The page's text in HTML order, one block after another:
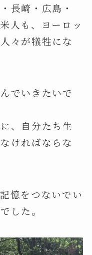
長崎・広島・
人も、ヨーロッ
々が犠牲にな
でいきたいで
、自分たち生
ければならな
憶をつないでい
した。